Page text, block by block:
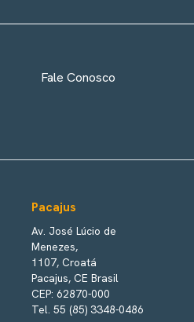
Fale Conosco
Pacajus
Av. José Lúcio de
Menezes,
1107, Croatá
Pacajus, CE Brasil
CEP: 62870-000
Tel. 55 (85) 3348-0486